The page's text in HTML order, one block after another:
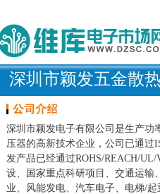
深圳市颖发五金散
深圳市颖发电子有限公司是生产功
压器的高新技术企业，公司已通过
发产品已经通过ROHS/REACH/
设、国家重点科研项目、交通运输
业、风能发电、汽车电子、电梯/